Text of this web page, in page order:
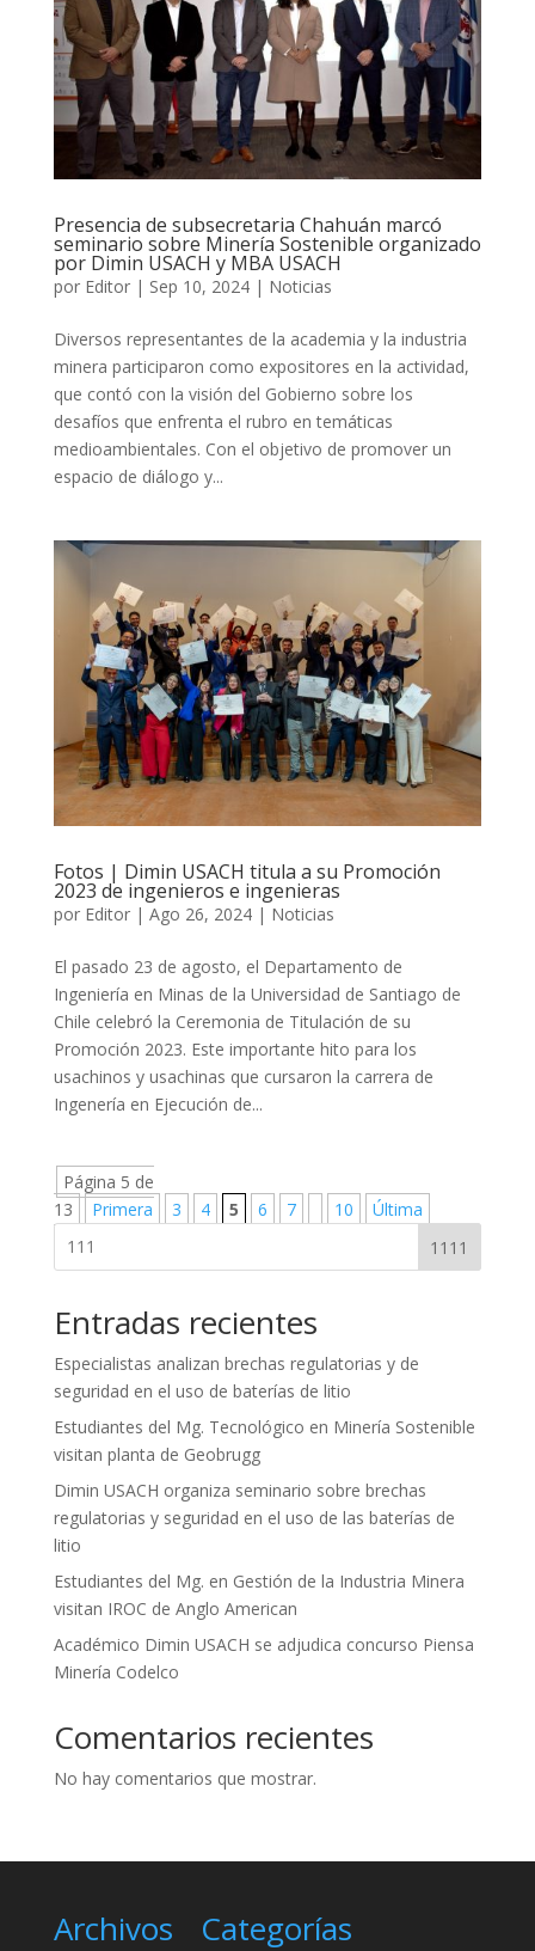
Presencia de subsecretaria Chahuán marcó
seminario sobre Minería Sostenible organizado
por Dimin USACH y MBA USACH
por Editor| Sep 10, 2024| Noticias
Diversos representantes de la academia y la industria
minera participaron como expositores en la actividad,
que contó con la visión del Gobierno sobre los
desafíos que enfrenta el rubro en temáticas
medioambientales. Con el objetivo de promover un
espacio de diálogo y...
Fotos | Dimin USACH titula a su Promoción
2023 de ingenieros e ingenieras
por Editor| Ago 26, 2024| Noticias
El pasado 23 de agosto, el Departamento de
Ingeniería en Minas de la Universidad de Santiago de
Chile celebró la Ceremonia de Titulación de su
Promoción 2023. Este importante hito para los
usachinos y usachinas que cursaron la carrera de
Ingenería en Ejecución de...
Página 5 de
13
Primera 3 4 5 6 7 10
Última
1111
Entradas recientes
Especialistas analizan brechas regulatorias y de
seguridad en el uso de baterías de litio
Estudiantes del Mg. Tecnológico en Minería Sostenible
visitan planta de Geobrugg
Dimin USACH organiza seminario sobre brechas
regulatorias y seguridad en el uso de las baterías de
litio
Estudiantes del Mg. en Gestión de la Industria Minera
visitan IROC de Anglo American
Académico Dimin USACH se adjudica concurso Piensa
Minería Codelco
Comentarios recientes
No hay comentarios que mostrar.
Archivos Categorías